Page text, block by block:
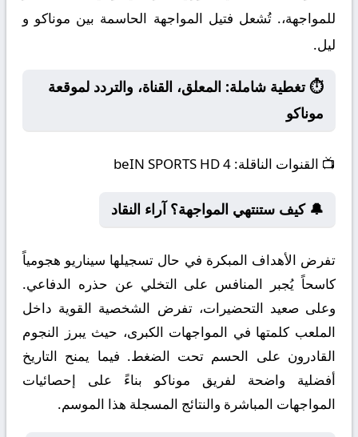
للمواجهة،. تُشعل فتيل المواجهة الحاسمة بين موناكو و
ليل.
⏱️ تغطية شاملة: المعلق، القناة، والتردد لموقعة
موناكو
📺 القنوات الناقلة:
🔔 كيف ستنتهي المواجهة؟ آراء النقاد
تفرض الأهداف المبكرة في حال تسجيلها سيناريو هجومياً
كاسحاً يُجبر المنافس على التخلي عن حذره الدفاعي.
وعلى صعيد التحضيرات، تفرض الشخصية القوية داخل
الملعب كلمتها في المواجهات الكبرى، حيث يبرز النجوم
القادرون على الحسم تحت الضغط. فيما يمنح التاريخ
أفضلية واضحة لفريق موناكو بناءً على إحصائيات
المواجهات المباشرة والنتائج المسجلة هذا الموسم.